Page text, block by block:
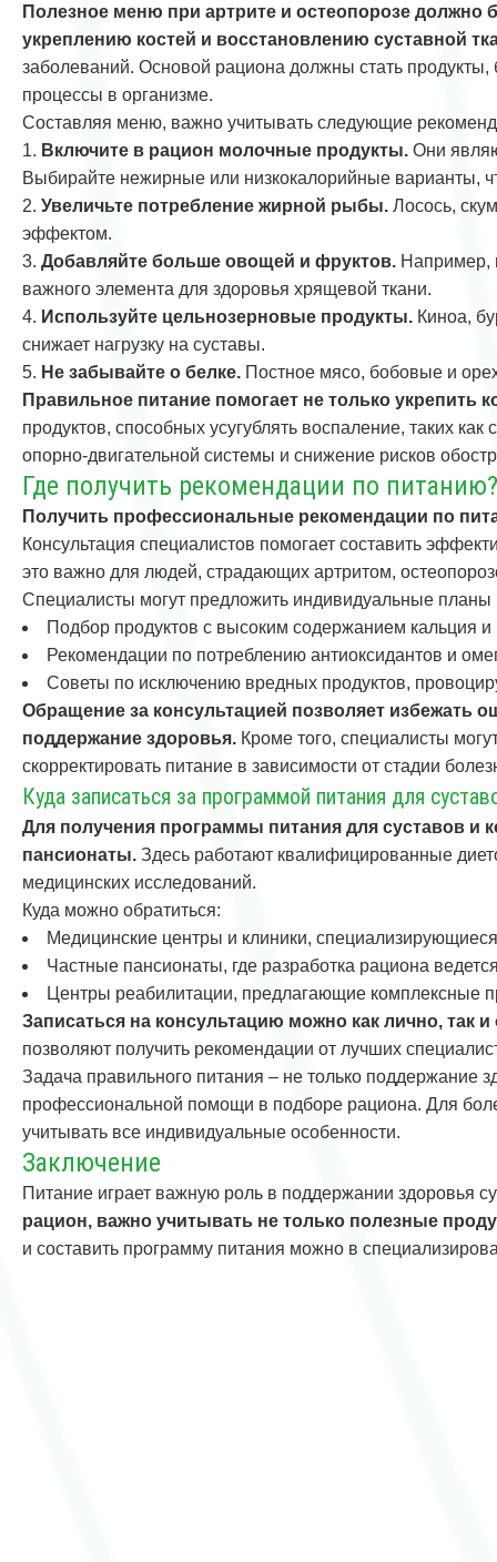
Полезное меню при артрите и остеопорозе
укреплению костей и восстановлению суставной
заболеваний. Основой рациона должны стать
процессы в организме.
Составляя меню, важно учитывать следующие
1. Включите в рацион молочные продукты. Они
Выбирайте нежирные или низкокалорийные варианты,
2. Увеличьте потребление жирной рыбы. Лосось,
эффектом.
3. Добавляйте больше овощей и фруктов. Например,
важного элемента для здоровья хрящевой ткани.
4. Используйте цельнозерновые продукты. Киноа,
снижает нагрузку на суставы.
5. Не забывайте о белке. Постное мясо, бобовые и
Правильное питание помогает не только укрепить
продуктов, способных усугублять воспаление, таких
опорно-двигательной системы и снижение рисков
Где получить рекомендации по питанию?
Получить профессиональные рекомендации по
Консультация специалистов помогает составить
это важно для людей, страдающих артритом,
Специалисты могут предложить индивидуальные планы
Подбор продуктов с высоким содержанием кальция
Рекомендации по потреблению антиоксидантов и
Советы по исключению вредных продуктов,
Обращение за консультацией позволяет избежать
поддержание здоровья. Кроме того, специалисты
скорректировать питание в зависимости от стадии
Куда записаться за программой питания для
Для получения программы питания для суставов и
пансионаты. Здесь работают квалифицированные
медицинских исследований.
Куда можно обратиться:
Медицинские центры и клиники,
Частные пансионаты, где разработка рациона
Центры реабилитации, предлагающие комплексные
Записаться на консультацию можно как лично, так
позволяют получить рекомендации от лучших
Задача правильного питания – не только поддержание
профессиональной помощи в подборе рациона. Для
учитывать все индивидуальные особенности.
Заключение
Питание играет важную роль в поддержании здоровья
рацион, важно учитывать не только полезные
и составить программу питания можно в